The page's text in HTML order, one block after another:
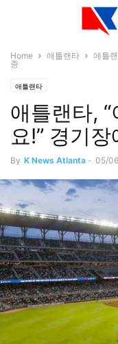
Home 애틀랜타
애틀
종
애틀랜타
애틀랜타,
요!” 경기
By K News Atlanta - 05/